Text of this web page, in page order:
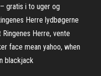
gratis i to uger og
Herre lydbøgerne
Herre, vente
face mean yahoo, when
blackjack